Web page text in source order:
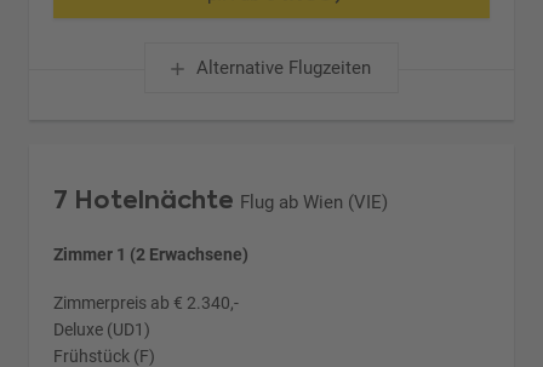
Alternative Flugzeiten
7 Hotelnächte Flug ab Wien (VIE)
Zimmer 1 (2 Erwachsene)
Zimmerpreis ab € 2.340,-
Deluxe (UD1)
Frühstück (F)